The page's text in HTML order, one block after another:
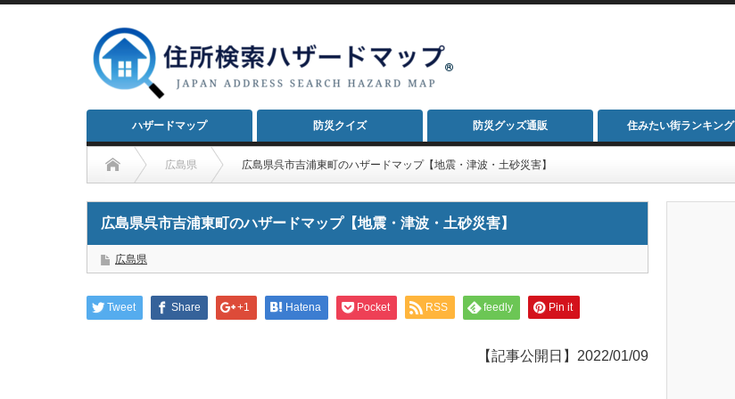
ハザードマップ 防災クイズ 防災グッズ通販 住みたい街ランキング
広島県 広島県呉市吉浦東町のハザードマップ【地震・津波・土砂災害】
広島県呉市吉浦東町のハザードマップ【地震・津波・土砂災害】
広島県
Tweet Share +1 Hatena Pocket RSS feedly Pin it
【記事公開日】2022/01/09